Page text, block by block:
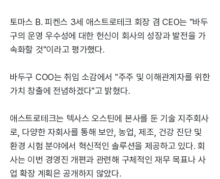
토마스 B. 피켄스 3세 애스트로테크 회장 겸 CEO는 "바두
구의 운영 우수성에 대한 헌신이 회사의 성장과 발전을 가
속화할 것"이라고 평가했다.
바두구 COO는 취임 소감에서 "주주 및 이해관계자를 위한
가치 창출에 전념하겠다"고 밝혔다.
애스트로테크는 텍사스 오스틴에 본사를 둔 기술 지주회사
로, 다양한 자회사를 통해 보안, 농업, 제조, 건강 진단 및
환경 시험 분야에서 혁신적인 솔루션을 제공하고 있다. 회
사는 이번 경영진 개편과 관련해 구체적인 재무 목표나 사
업 확장 계획은 공개하지 않았다.